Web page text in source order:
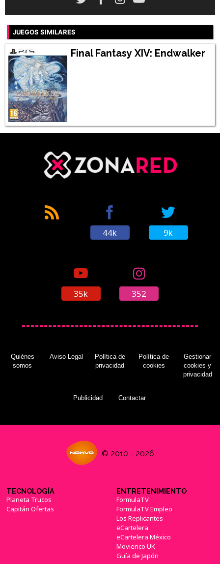
JUEGOS SIMILARES
Final Fantasy XIV: Endwalker
44k 9k
35k 352
Quiénes
somos
Aviso Legal
Política de
privacidad
Política de
cookies
Gestionar
cookies y
privacidad
Publicidad Contactar
© 2010 - 2026
TECNOLOGÍA
Planeta Trucos
Capitán Ofertas
ENTRETENIMIENTO
FormulaTV
FormulaTV Empleo
Los Replicantes
eCartelera
eCartelera México
Movienco UK
Guía de Japón